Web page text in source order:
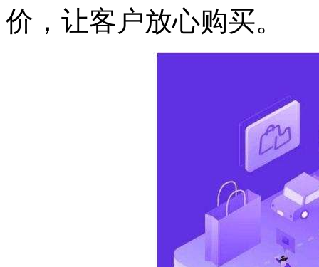
价，让客户放心购买。